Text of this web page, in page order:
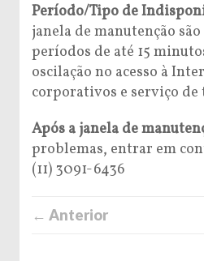
Período/Tipo de
janela de manutenção
períodos de até 15
oscilação no acesso à
corporativos e serviço
Após a janela de
problemas, entrar em
(11) 3091-6436
← Anterior